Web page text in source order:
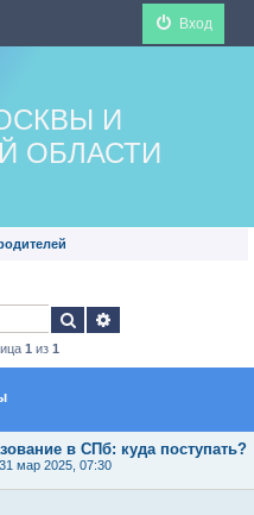
Вход
И
ОБЛАСТИ
Поиск
1 из 1
в СПб: куда поступать?
31 мар 2025, 07:30